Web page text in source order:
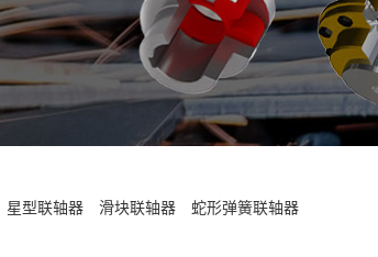
星型联轴器 滑块联轴器 蛇形弹簧联轴器